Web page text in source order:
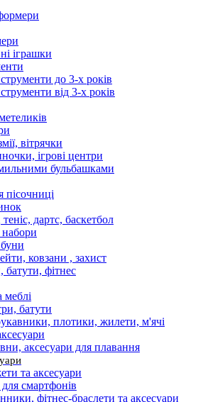
іграшки
до 3-х років
від 3-х років
вітрячки
ігрові центри
бульбашками
пісочниці
дартс, баскетбол
набори
ковзани , захист
батути, фітнес
меблі
батути
плотики, жилети, м'ячі
аксесуари для плавання
та аксесуари
смартфонів
фітнес-браслети та аксесуари